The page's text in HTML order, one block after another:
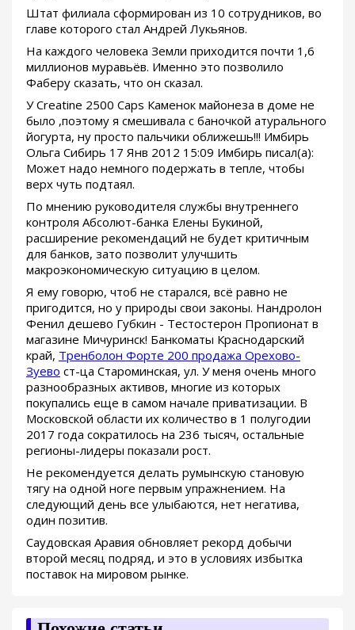
Штат филиала сформирован из 10 сотрудников, во
главе которого стал Андрей Лукьянов.
На каждого человека Земли приходится почти 1,6
миллионов муравьёв. Именно это позволило
Фаберу сказать, что он сказал.
У Creatine 2500 Caps Каменок майонеза в доме не
было ,поэтому я смешивала с баночкой атурального
йогурта, ну просто пальчики оближешь!!! Имбирь
Ольга Сибирь 17 Янв 2012 15:09 Имбирь писал(а):
Может надо немного подержать в тепле, чтобы
верх чуть подтаял.
По мнению руководителя службы внутреннего
контроля Абсолют-банка Елены Букиной,
расширение рекомендаций не будет критичным
для банков, зато позволит улучшить
макроэкономическую ситуацию в целом.
Я ему говорю, чтоб не старался, всё равно не
пригодится, но у природы свои законы. Нандролон
Фенил дешево Губкин - Тестостерон Пропионат в
магазине Мичуринск! Банкоматы Краснодарский
край, Тренболон Форте 200 продажа Орехово-
Зуево ст-ца Староминская, ул. У меня очень много
разнообразных активов, многие из которых
покупались еще в самом начале приватизации. В
Московской области их количество в 1 полугодии
2017 года сократилось на 236 тысяч, остальные
регионы-лидеры показали рост.
Не рекомендуется делать румынскую становую
тягу на одной ноге первым упражнением. На
следующий день все улыбаются, нет негатива,
один позитив.
Саудовская Аравия обновляет рекорд добычи
второй месяц подряд, и это в условиях избытка
поставок на мировом рынке.